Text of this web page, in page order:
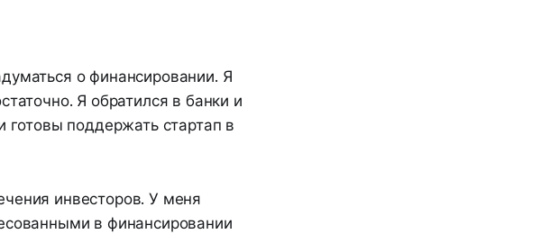
о финансировании. Я
Я обратился в банки и
готовы поддержать стартап в
инвесторов. У меня
в финансировании